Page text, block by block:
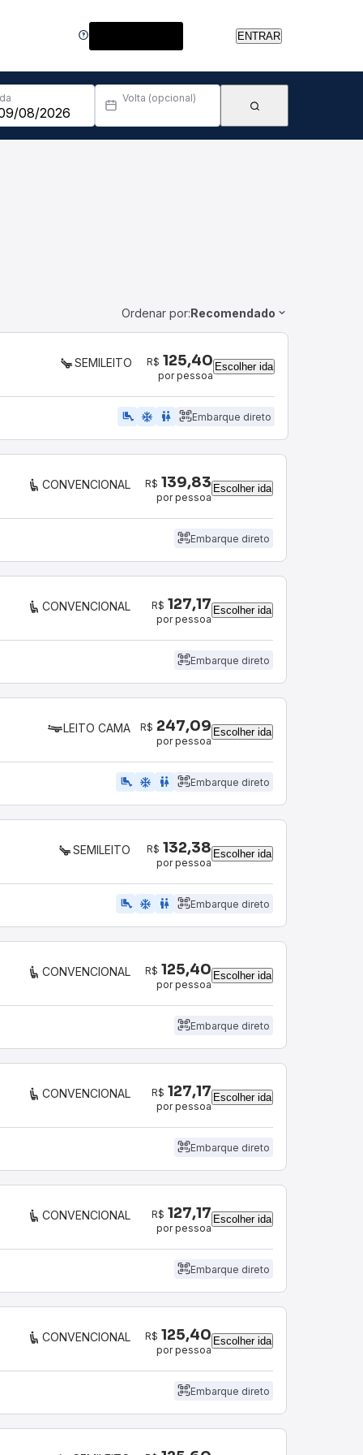
ENTRAR
Volta (opcional)
Ordenar por:Recomendado
SEMILEITO R$ 125,40
por pessoa
Escolher ida
airline_seat_legroom_extra ac_unit WC Embarque direto
CONVENCIONAL R$ 139,83
por pessoa
Escolher ida
Embarque direto
CONVENCIONAL R$ 127,17
por pessoa
Escolher ida
Embarque direto
LEITO CAMA R$ 247,09
por pessoa
Escolher ida
airline_seat_legroom_extra ac_unit wc Embarque direto
SEMILEITO R$ 132,38
por pessoa
Escolher ida
airline_seat_legroom_extra ac_unit WC Embarque direto
CONVENCIONAL R$ 125,40
por pessoa
Escolher ida
Embarque direto
CONVENCIONAL R$ 127,17
por pessoa
Escolher ida
Embarque direto
CONVENCIONAL R$ 127,17
por pessoa
Escolher ida
Embarque direto
CONVENCIONAL R$ 125,40
por pessoa
Escolher ida
Embarque direto